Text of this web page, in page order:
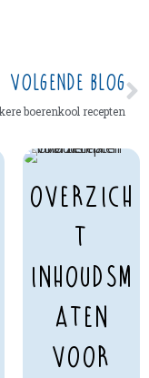
VOLGENDE BLOG
boerenkool recepten
Overzich
t
inhoudsm
aten
voor